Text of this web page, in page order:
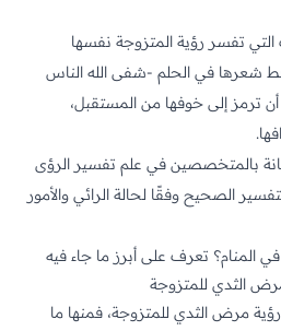
التي تفسر رؤية المتزوجة نفسها
شعرها في الحلم -شفى الله الناس
ترمز إلى خوفها من المستقبل،
بالمتخصصين في علم تفسير الرؤى
الصحيح وفقًا لحالة الرائي والأمور
في المنام؟ تعرف على أبرز ما جاء فيه
مرض الثدي للمتزوجة، فمنها ما